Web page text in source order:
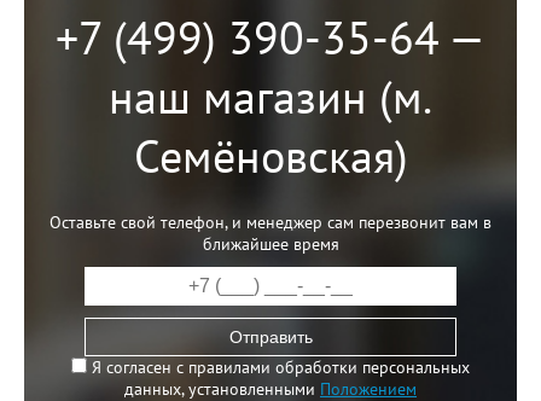
+7 (499) 390-35-64 —
наш магазин (м.
Семёновская)
Оставьте свой телефон, и менеджер сам перезвонит вам в
ближайшее время
Отправить
Я согласен с правилами обработки персональных
данных, установленными Положением